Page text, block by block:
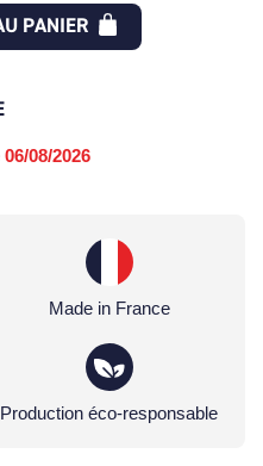
PANIER
06/08/2026
Made in France
Production éco-responsable